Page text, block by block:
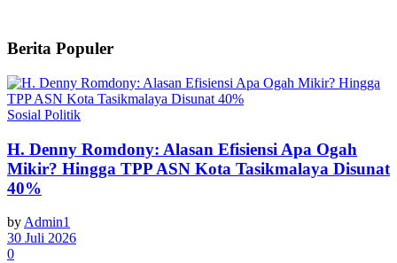
Berita Populer
Sosial Politik
H. Denny Romdony: Alasan Efisiensi Apa Ogah
Mikir? Hingga TPP ASN Kota Tasikmalaya Disunat
40%
by Admin1
30 Juli 2026
0